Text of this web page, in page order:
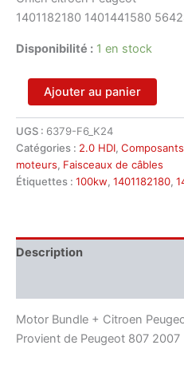
1401182180 1401441580
Disponibilité : 1 en stock
quantité
de
Pièce
d'occasion
Citroën/Peugeot
2.0
HDi
5642SP
Ajouter au panier
UGS : 6379-F6_K24
Catégories : 2.0 HDI,
moteurs, Faisceaux de câbles
Étiquettes : 100kw, 1401182180,
Description
Motor Bundle + Citroen
Provient de Peugeot 807 2007